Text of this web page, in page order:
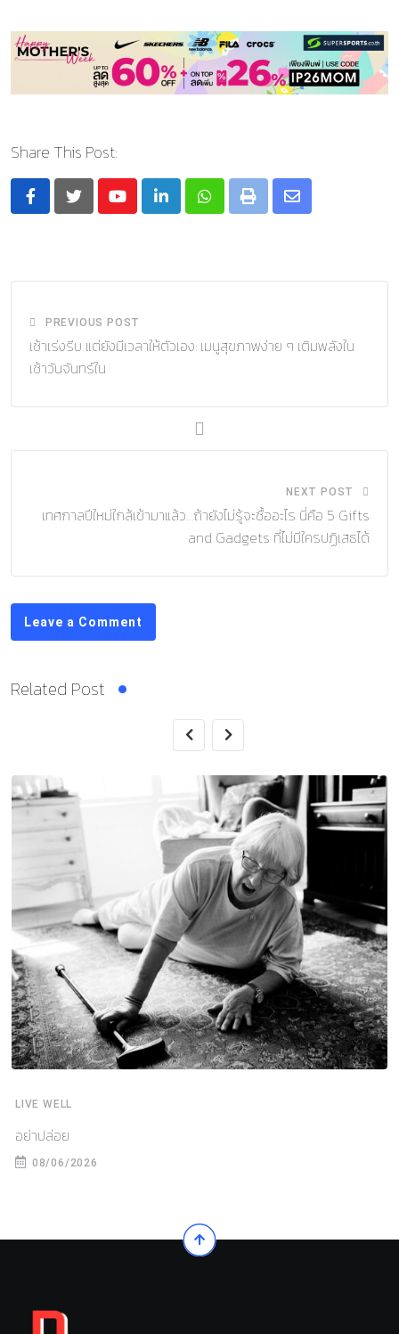
Share This Post:
YoutubeLinkedInWhatsapp
Print
Share
PREVIOUS POST
เช้าเร่งรีบ แต่ยังมีเวลาให้ตัวเอง: เมนูสุขภาพง่าย ๆ เติมพลังใน
เช้าวันจันทร์ใน
NEXT POST
เทศกาลปีใหม่ใกล้เข้ามาแล้ว…ถ้ายังไม่รู้จะซื้ออะไร นี่คือ 5 Gifts
and Gadgets ที่ไม่มีใครปฏิเสธได้
Leave a Comment
Related Post
LIVE WELL
อย่าปล่อย
08/06/2026